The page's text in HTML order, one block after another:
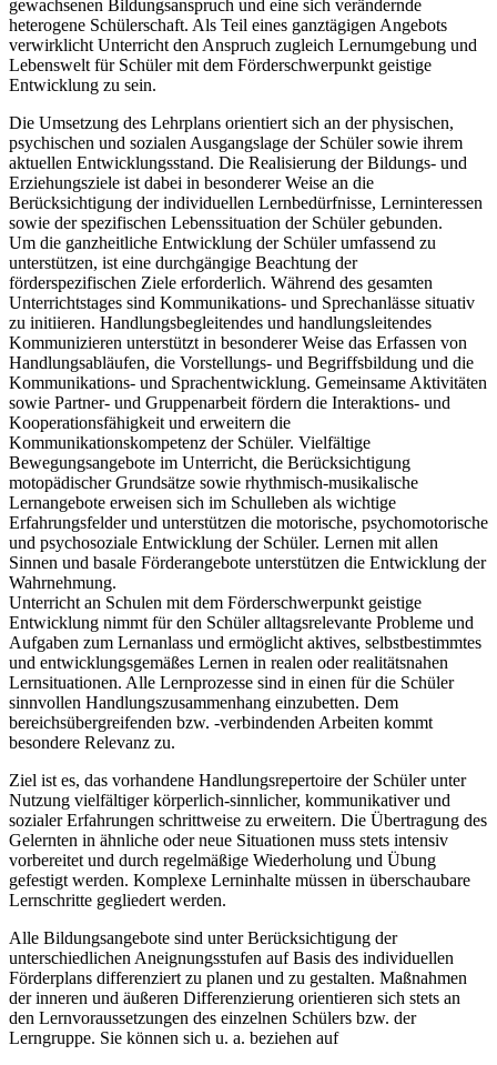
gewachsenen Bildungsanspruch und eine sich verändernde
heterogene Schülerschaft. Als Teil eines ganztägigen Angebots
verwirklicht Unterricht den Anspruch zugleich Lernumgebung und
Lebenswelt für Schüler mit dem Förderschwerpunkt geistige
Entwicklung zu sein.
Die Umsetzung des Lehrplans orientiert sich an der physischen,
psychischen und sozialen Ausgangslage der Schüler sowie ihrem
aktuellen Entwicklungsstand. Die Realisierung der Bildungs- und
Erziehungsziele ist dabei in besonderer Weise an die
Berücksichtigung der individuellen Lernbedürfnisse, Lerninteressen
sowie der spezifischen Lebenssituation der Schüler gebunden.
Um die ganzheitliche Entwicklung der Schüler umfassend zu
unterstützen, ist eine durchgängige Beachtung der
förderspezifischen Ziele erforderlich. Während des gesamten
Unterrichtstages sind Kommunikations- und Sprechanlässe situativ
zu initiieren. Handlungsbegleitendes und handlungsleitendes
Kommunizieren unterstützt in besonderer Weise das Erfassen von
Handlungsabläufen, die Vorstellungs- und Begriffsbildung und die
Kommunikations- und Sprachentwicklung. Gemeinsame Aktivitäten
sowie Partner- und Gruppenarbeit fördern die Interaktions- und
Kooperationsfähigkeit und erweitern die
Kommunikationskompetenz der Schüler. Vielfältige
Bewegungsangebote im Unterricht, die Berücksichtigung
motopädischer Grundsätze sowie rhythmisch-musikalische
Lernangebote erweisen sich im Schulleben als wichtige
Erfahrungsfelder und unterstützen die motorische, psychomotorische
und psychosoziale Entwicklung der Schüler. Lernen mit allen
Sinnen und basale Förderangebote unterstützen die Entwicklung der
Wahrnehmung.
Unterricht an Schulen mit dem Förderschwerpunkt geistige
Entwicklung nimmt für den Schüler alltagsrelevante Probleme und
Aufgaben zum Lernanlass und ermöglicht aktives, selbstbestimmtes
und entwicklungsgemäßes Lernen in realen oder realitätsnahen
Lernsituationen. Alle Lernprozesse sind in einen für die Schüler
sinnvollen Handlungszusammenhang einzubetten. Dem
bereichsübergreifenden bzw. -verbindenden Arbeiten kommt
besondere Relevanz zu.
Ziel ist es, das vorhandene Handlungsrepertoire der Schüler unter
Nutzung vielfältiger körperlich-sinnlicher, kommunikativer und
sozialer Erfahrungen schrittweise zu erweitern. Die Übertragung des
Gelernten in ähnliche oder neue Situationen muss stets intensiv
vorbereitet und durch regelmäßige Wiederholung und Übung
gefestigt werden. Komplexe Lerninhalte müssen in überschaubare
Lernschritte gegliedert werden.
Alle Bildungsangebote sind unter Berücksichtigung der
unterschiedlichen Aneignungsstufen auf Basis des individuellen
Förderplans differenziert zu planen und zu gestalten. Maßnahmen
der inneren und äußeren Differenzierung orientieren sich stets an
den Lernvoraussetzungen des einzelnen Schülers bzw. der
Lerngruppe. Sie können sich u. a. beziehen auf